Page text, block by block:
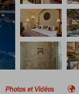
Photos et Vidéos